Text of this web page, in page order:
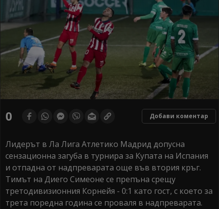
0 Добави коментар
Лидерът в Ла Лига Атлетико Мадрид допусна
сензационна загуба в турнира за Купата на Испания
и отпадна от надпреварата още във втория кръг.
Тимът на Диего Симеоне се препъна срещу
третодивизионния Корнейя - 0:1 като гост, с което за
трета поредна година се проваля в надпреварата.